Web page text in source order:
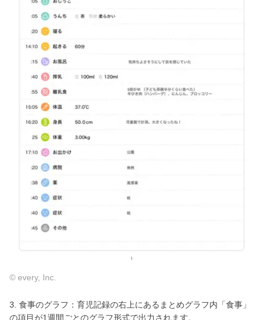
© every, Inc.
3. 食事のグラフ：育児記録の右上にあるまとめグラフ内「食事」
の項目が1週間ごとのグラフ形式で出力されます。